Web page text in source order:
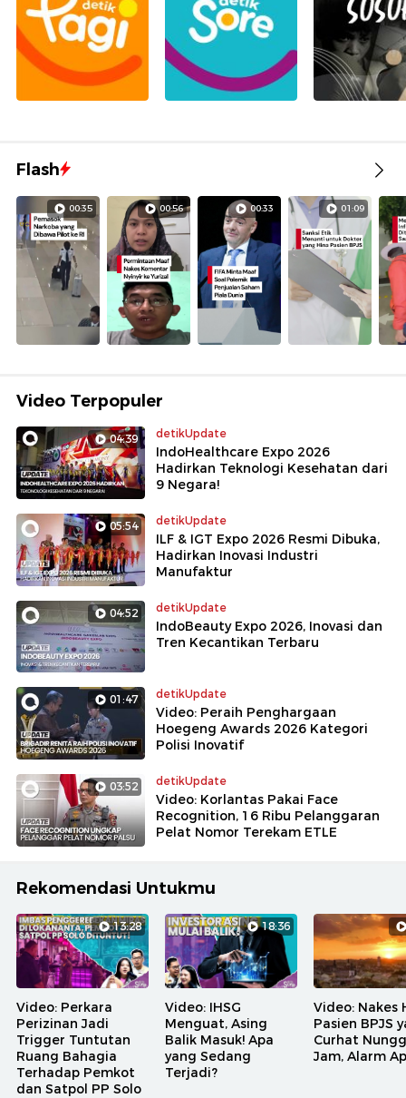
Flash
00:35 00:56 00:33 01:09
Video Terpopuler
04:39 detikUpdate
IndoHealthcare Expo 2026
Hadirkan Teknologi Kesehatan dari
9 Negara!
05:54 detikUpdate
ILF & IGT Expo 2026 Resmi Dibuka,
Hadirkan Inovasi Industri
Manufaktur
04:52 detikUpdate
IndoBeauty Expo 2026, Inovasi dan
Tren Kecantikan Terbaru
01:47 detikUpdate
Video: Peraih Penghargaan
Hoegeng Awards 2026 Kategori
Polisi Inovatif
03:52 detikUpdate
Video: Korlantas Pakai Face
Recognition, 16 Ribu Pelanggaran
Pelat Nomor Terekam ETLE
Rekomendasi Untukmu
13:28
Video: Perkara
Perizinan Jadi
Trigger Tuntutan
Ruang Bahagia
Terhadap Pemkot
dan Satpol PP Solo
18:36
Video: IHSG
Menguat, Asing
Balik Masuk! Apa
yang Sedang
Terjadi?
Video: Nakes
Pasien BPJS
Curhat
Jam, Alarm